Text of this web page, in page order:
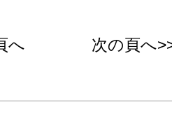
へ 次の頁へ